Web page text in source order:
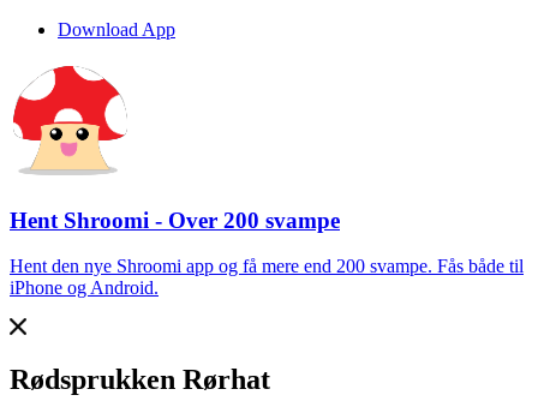
Download App
Hent Shroomi - Over 200 svampe
Hent den nye Shroomi app og få mere end 200 svampe. Fås både til
iPhone og Android.
Rødsprukken Rørhat